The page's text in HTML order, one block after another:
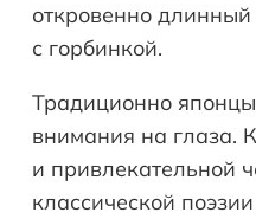
откровенно
с горбинкой.
Традиционно
внимания на глаза.
и привлекательной
классической